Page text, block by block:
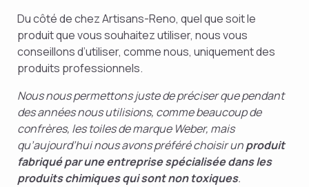
Du côté de chez Artisans-Reno, quel que soit le
produit que vous souhaitez utiliser, nous vous
conseillons d’utiliser, comme nous, uniquement des
produits professionnels.
Nous nous permettons juste de préciser que pendant
des années nous utilisions, comme beaucoup de
confrères, les toiles de marque Weber, mais
qu’aujourd’hui nous avons préféré choisir unproduit
fabriqué par une entreprise spécialisée dans les
produits chimiques qui sont non toxiques.